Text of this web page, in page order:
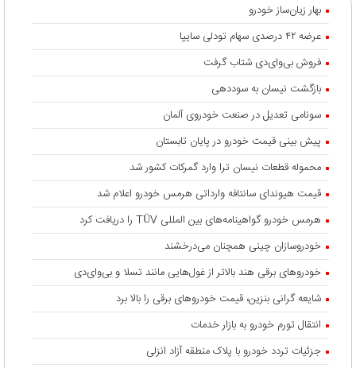
بهار زیان‌ساز خودرو
عرضه ۴۲ درصدی سهام تودلی سایپا
فروش بی‌وای‌دی شتاب گرفت
بازگشت نیسان به سوددهی
سونامی تعدیل در صنعت خودروی آلمان
پیش بینی قیمت خودرو در پایان تابستان
محموله قطعات نیسان ترا وارد گمرکات کشور شد
قیمت هیوندای سانتافه وارداتی هرمس خودرو اعلام شد
هرمس خودرو گواهینامه‌های بین المللی TÜV را دریافت کرد
خودروسازان چینی همچنان می‌درخشند
خودروهای برقی هند بالاتر از غول‌هایی مانند تسلا و بی‌وای‌دی
شایعه گرانی بنزین، قیمت خودروهای برقی را بالا برد
انتقال تورم خودرو به بازار خدمات
جزئیات تردد خودرو با پلاک منطقه آزاد انزلی